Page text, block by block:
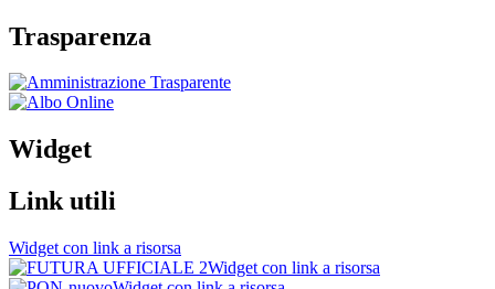
Trasparenza
Widget
Link utili
Widget con link a risorsa
Widget con link a risorsa